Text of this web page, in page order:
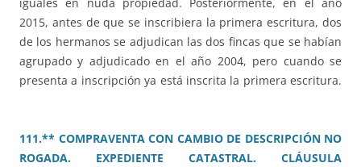
iguales en nuda propiedad. Posteriormente, en el año
2015, antes de que se inscribiera la primera escritura, dos
de los hermanos se adjudican las dos fincas que se habían
agrupado y adjudicado en el año 2004, pero cuando se
presenta a inscripción ya está inscrita la primera escritura.
111.** COMPRAVENTA CON CAMBIO DE DESCRIPCIÓN NO
ROGADA. EXPEDIENTE CATASTRAL. CLÁUSULA